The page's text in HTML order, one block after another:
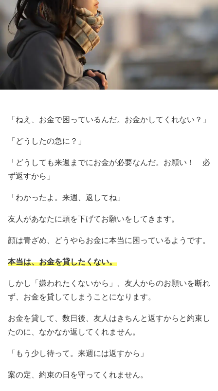
「ねえ、お金で困っているんだ。お金かしてくれない？」
「どうしたの急に？」
「どうしても来週までにお金が必要なんだ。お願い！ 必
ず返すから」
「わかったよ。来週、返してね」
友人があなたに頭を下げてお願いをしてきます。
顔は青ざめ、どうやらお金に本当に困っているようです。
本当は、お金を貸したくない。
しかし「嫌われたくないから」、友人からのお願いを断れ
ず、お金を貸してしまうことになります。
お金を貸して、数日後、友人はきちんと返すからと約束し
たのに、なかなか返してくれません。
「もう少し待って。来週には返すから」
案の定、約束の日を守ってくれません。